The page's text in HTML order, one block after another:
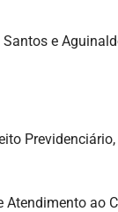
e
ao